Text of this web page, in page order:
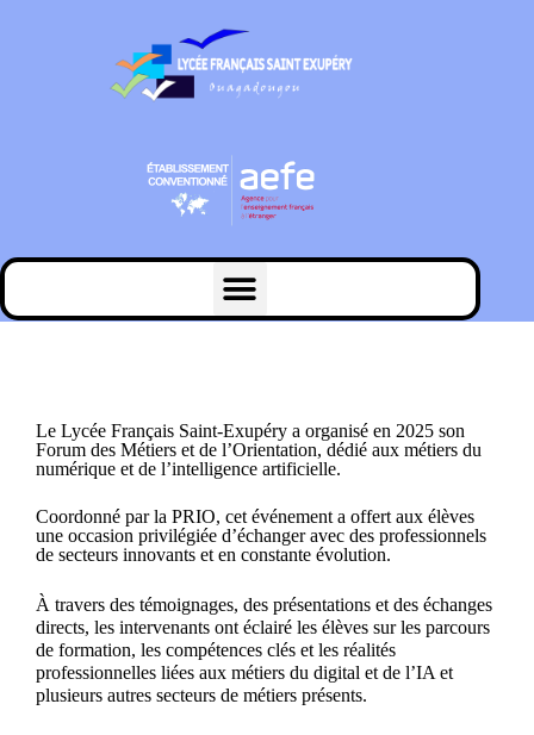
Le Lycée Français Saint-Exupéry a organisé en 2025 son
Forum des Métiers et de l’Orientation, dédié aux métiers du
numérique et de l’intelligence artificielle.
Coordonné par la PRIO, cet événement a offert aux élèves
une occasion privilégiée d’échanger avec des professionnels
de secteurs innovants et en constante évolution.
À travers des témoignages, des présentations et des échanges
directs, les intervenants ont éclairé les élèves sur les parcours
de formation, les compétences clés et les réalités
professionnelles liées aux métiers du digital et de l’IA et
plusieurs autres secteurs de métiers présents.